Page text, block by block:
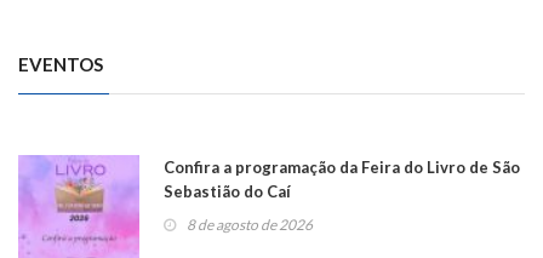
EVENTOS
Confira a programação da Feira do Livro de São
Sebastião do Caí
8 de agosto de 2026